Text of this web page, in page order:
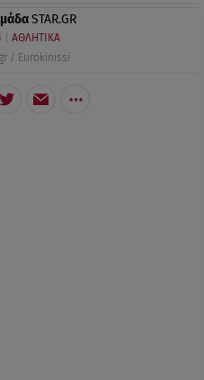
STAR.GR
ΑΘΛΗΤΙΚΑ
/ Eurokinissi